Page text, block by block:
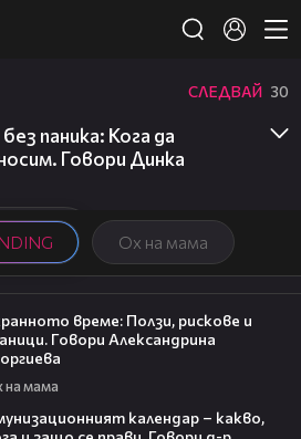
Ох на мама
СЛЕДВАЙ 30
паника: Кога да
Говори Динка
време: Ползи, рискове и
Говори Александрина
на мама
календар – какво,